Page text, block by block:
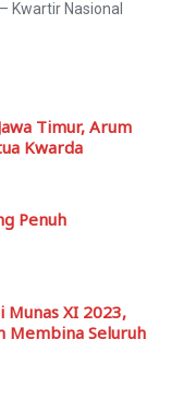
Kwartir Nasional
Timur, Arum
Kwarda
Penuh
Munas XI 2023,
Membina Seluruh